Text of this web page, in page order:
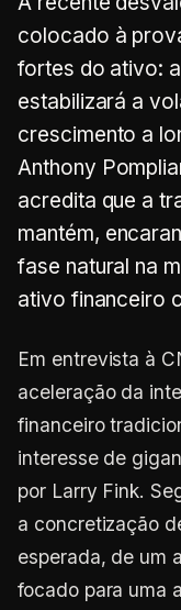
colocado à
fortes do ativo:
estabilizará a
crescimento a
Anthony
acredita que a
mantém,
fase natural na
ativo financeiro
Em entrevista à
aceleração da
financeiro
interesse de
por Larry Fink.
a concretização
esperada, de um
focado para uma